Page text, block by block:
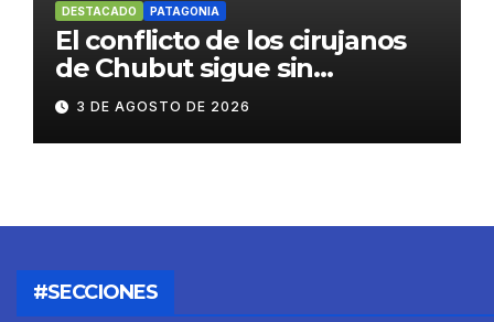
DESTACADO PATAGONIA
El conflicto de los cirujanos
de Chubut sigue sin
resolverse
3 DE AGOSTO DE 2026
#SECCIONES